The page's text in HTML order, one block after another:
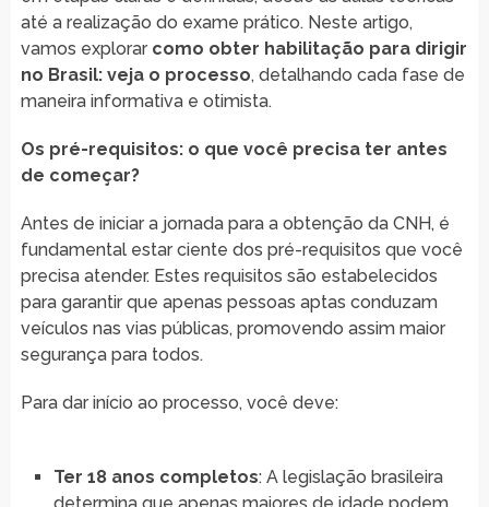
até a realização do exame prático. Neste artigo,
vamos explorar como obter habilitação para dirigir
no Brasil: veja o processo, detalhando cada fase de
maneira informativa e otimista.
Os pré-requisitos: o que você precisa ter antes
de começar?
Antes de iniciar a jornada para a obtenção da CNH, é
fundamental estar ciente dos pré-requisitos que você
precisa atender. Estes requisitos são estabelecidos
para garantir que apenas pessoas aptas conduzam
veículos nas vias públicas, promovendo assim maior
segurança para todos.
Para dar início ao processo, você deve:
Ter 18 anos completos: A legislação brasileira
determina que apenas maiores de idade podem